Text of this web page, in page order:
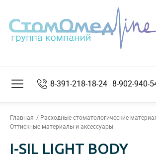
8-391-218-18-24 8-902-940-
Главная Расходные стоматологические
Оттискные материалы и аксессуары
I-SIL LIGHT BODY